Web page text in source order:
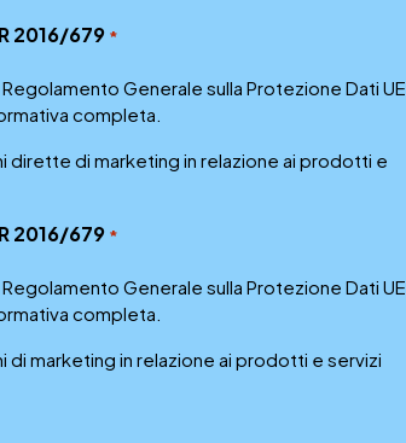
2016/679 *
Generale sulla Protezione Dati UE
completa.
dirette di marketing in relazione ai prodotti e
2016/679 *
Generale sulla Protezione Dati UE
completa.
marketing in relazione ai prodotti e servizi